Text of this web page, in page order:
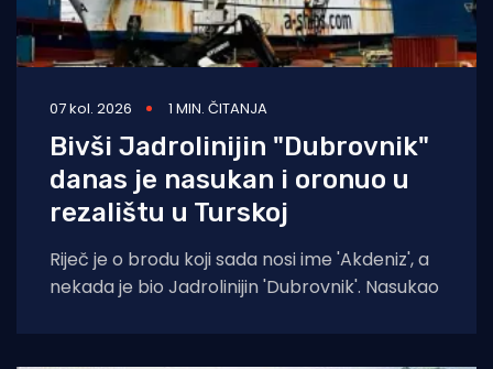
07 kol. 2026 1 MIN. ČITANJA
Bivši Jadrolinijin "Dubrovnik"
danas je nasukan i oronuo u
rezalištu u Turskoj
Riječ je o brodu koji sada nosi ime 'Akdeniz', a
nekada je bio Jadrolinijin 'Dubrovnik'. Nasukao